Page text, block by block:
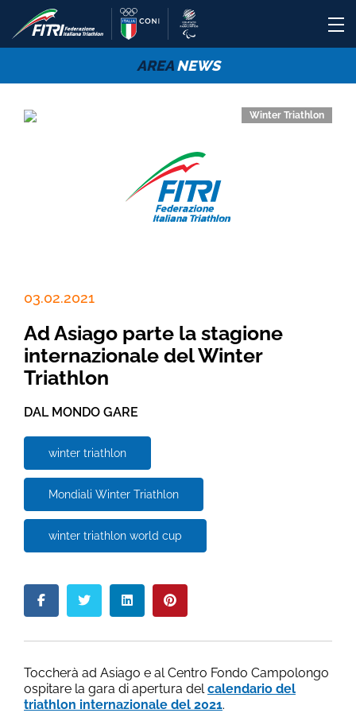
AREANEWS
Winter Triathlon
03.02.2021
Ad Asiago parte la stagione
internazionale del Winter
Triathlon
DAL MONDO GARE
winter triathlon
Mondiali Winter Triathlon
winter triathlon world cup
Toccherà ad Asiago e al Centro Fondo Campolongo
ospitare la gara di apertura delcalendario del
triathlon internazionale del 2021.